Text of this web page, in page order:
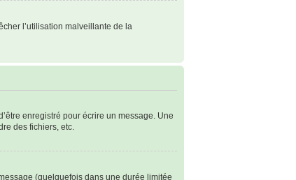
l’utilisation malveillante de la
enregistré pour écrire un message. Une
des fichiers, etc.
(quelquefois dans une durée limitée